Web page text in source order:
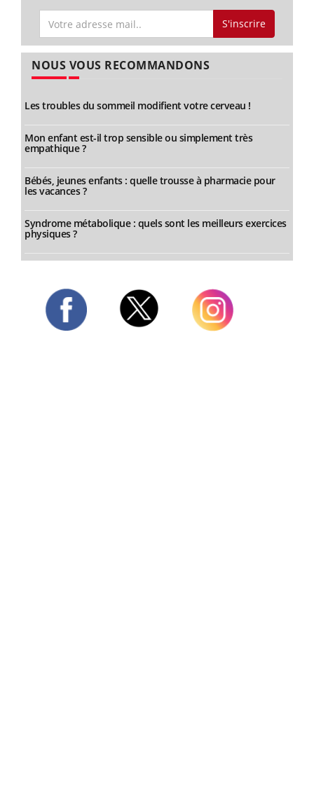
S'inscrire
NOUS VOUS RECOMMANDONS
Les troubles du sommeil modifient votre cerveau !
Mon enfant est-il trop sensible ou simplement très
empathique ?
Bébés, jeunes enfants : quelle trousse à pharmacie pour
les vacances ?
Syndrome métabolique : quels sont les meilleurs exercices
physiques ?